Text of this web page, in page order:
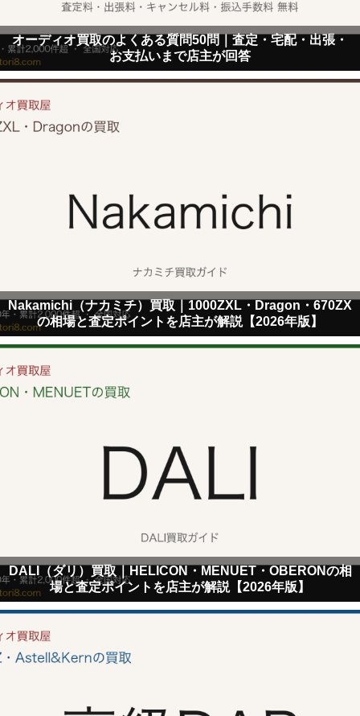
オーディオ買取のよくある質問50問｜査定・宅配・出張・
お支払いまで店主が回答
Nakamichi（ナカミチ）買取｜1000ZXL・Dragon・670ZX
の相場と査定ポイントを店主が解説【2026年版】
DALI（ダリ）買取｜HELICON・MENUET・OBERONの相
場と査定ポイントを店主が解説【2026年版】